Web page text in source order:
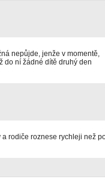
nepůjde, jenže v momentě,
do ní žádné dítě druhý den
a rodiče roznese rychleji než